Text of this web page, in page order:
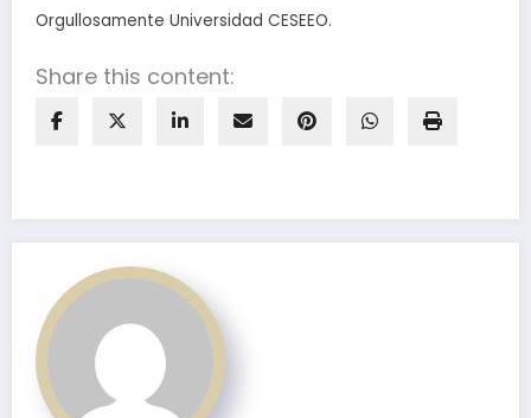
Orgullosamente Universidad CESEEO.
Share this content: